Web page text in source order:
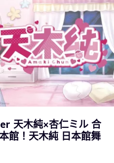
天木純×杏仁ミル 合
館！天木純 日本館舞